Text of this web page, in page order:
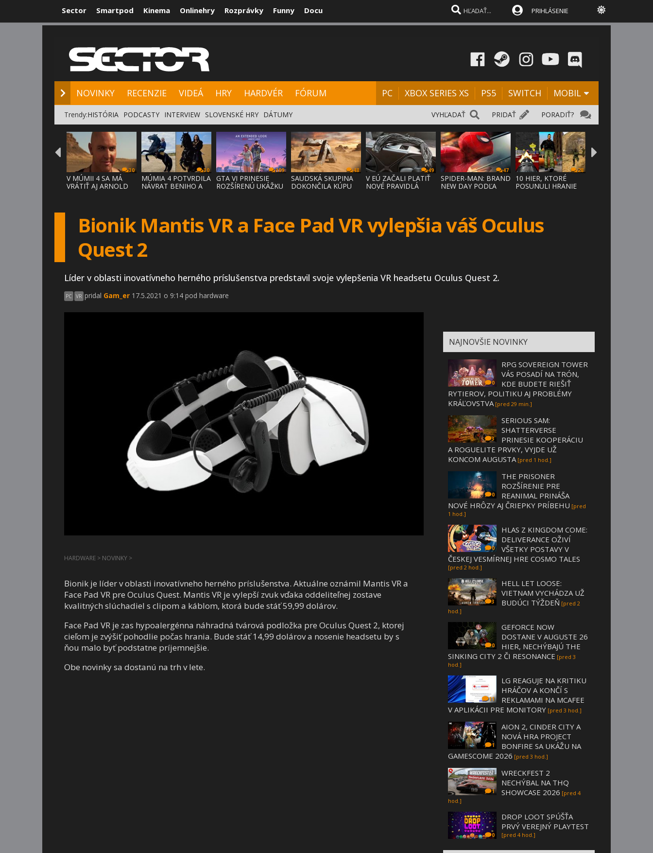
Sector Smartpod Kinema Onlinehry Rozprávky Funny Docu PRIHLÁSENIE
NOVINKY RECENZIE VIDEÁ HRY HARDVÉR FÓRUM PC XBOX SERIES XS PS5 SWITCH MOBIL
PORADIŤ?
PRIDAŤ
VYHĽADAŤ
Trendy:HISTÓRIA PODCASTY INTERVIEW SLOVENSKÉ HRY DÁTUMY
30
V MÚMII 4 SA MÁ
VRÁTIŤ AJ ARNOLD
30
MÚMIA 4 POTVRDILA
NÁVRAT BENIHO A
109
GTA VI PRINESIE
ROZŠÍRENÚ UKÁŽKU
48
SAUDSKÁ SKUPINA
DOKONČILA KÚPU
49
V EÚ ZAČALI PLATIŤ
NOVÉ PRAVIDLÁ
47
SPIDER-MAN: BRAND
NEW DAY PODĽA
28
10 HIER, KTORÉ
POSUNULI HRANIE
Bionik Mantis VR a Face Pad VR vylepšia váš Oculus
Quest 2
Líder v oblasti inovatívneho herného príslušenstva predstavil svoje vylepšenia VR headsetu Oculus Quest 2.
PC VR pridal Gam_er 17.5.2021 o 9:14 pod hardware
HARDWARE > NOVINKY >
Bionik je líder v oblasti inovatívneho herného príslušenstva. Aktuálne oznámil Mantis VR a
Face Pad VR pre Oculus Quest. Mantis VR je vylepší zvuk vďaka oddeliteľnej zostave
kvalitných slúchadiel s clipom a káblom, ktorá bude stáť 59,99 dolárov.
Face Pad VR je zas hypoalergénna náhradná tvárová podložka pre Oculus Quest 2, ktorej
cieľom je zvýšiť pohodlie počas hrania. Bude stáť 14,99 dolárov a nosenie headsetu by s
ňou malo byť podstatne príjemnejšie.
Obe novinky sa dostanú na trh v lete.
NAJNOVŠIE NOVINKY
0
RPG SOVEREIGN TOWER
VÁS POSADÍ NA TRÓN,
KDE BUDETE RIEŠIŤ
RYTIEROV, POLITIKU AJ PROBLÉMY
KRÁĽOVSTVA [pred 29 min.]
3
SERIOUS SAM:
SHATTERVERSE
PRINESIE KOOPERÁCIU
A ROGUELITE PRVKY, VYJDE UŽ
KONCOM AUGUSTA [pred 1 hod.]
0
THE PRISONER
ROZŠÍRENIE PRE
REANIMAL PRINÁŠA
NOVÉ HRÔZY AJ ČRIEPKY PRÍBEHU [pred
1 hod.]
0
HLAS Z KINGDOM COME:
DELIVERANCE OŽIVÍ
VŠETKY POSTAVY V
ČESKEJ VESMÍRNEJ HRE COSMO TALES
[pred 2 hod.]
3
HELL LET LOOSE:
VIETNAM VYCHÁDZA UŽ
BUDÚCI TÝŽDEŇ [pred 2
hod.]
0
GEFORCE NOW
DOSTANE V AUGUSTE 26
HIER, NECHÝBAJÚ THE
SINKING CITY 2 ČI RESONANCE [pred 3
hod.]
11
LG REAGUJE NA KRITIKU
HRÁČOV A KONČÍ S
REKLAMAMI NA MCAFEE
V APLIKÁCII PRE MONITORY [pred 3 hod.]
1
AION 2, CINDER CITY A
NOVÁ HRA PROJECT
BONFIRE SA UKÁŽU NA
GAMESCOME 2026 [pred 3 hod.]
1
WRECKFEST 2
NECHÝBAL NA THQ
SHOWCASE 2026 [pred 4
hod.]
0
DROP LOOT SPÚŠŤA
PRVÝ VEREJNÝ PLAYTEST
[pred 4 hod.]